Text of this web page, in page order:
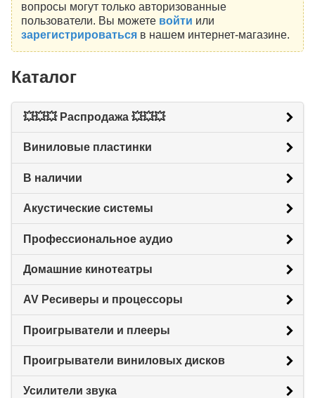
вопросы могут только авторизованные
пользователи. Вы можете войти или
зарегистрироватьсяв нашем интернет-магазине.
Каталог
💥💥💥 Распродажа 💥💥💥
Виниловые пластинки
В наличии
Акустические системы
Профессиональное аудио
Домашние кинотеатры
AV Ресиверы и процессоры
Проигрыватели и плееры
Проигрыватели виниловых дисков
Усилители звука